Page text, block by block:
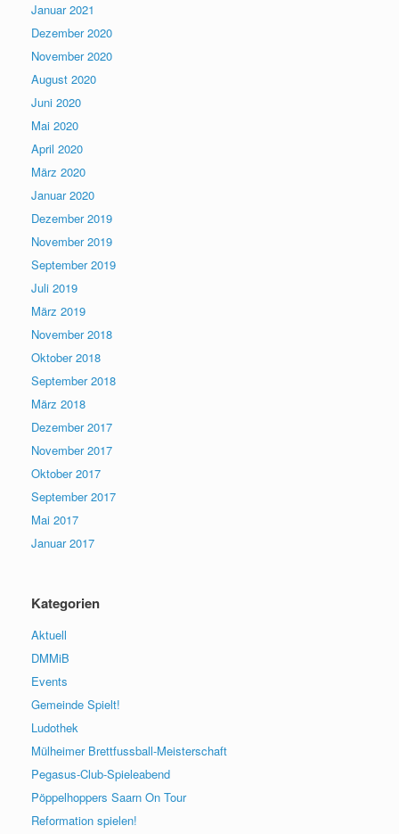
Januar 2021
Dezember 2020
November 2020
August 2020
Juni 2020
Mai 2020
April 2020
März 2020
Januar 2020
Dezember 2019
November 2019
September 2019
Juli 2019
März 2019
November 2018
Oktober 2018
September 2018
März 2018
Dezember 2017
November 2017
Oktober 2017
September 2017
Mai 2017
Januar 2017
Kategorien
Aktuell
DMMiB
Events
Gemeinde Spielt!
Ludothek
Mülheimer Brettfussball-Meisterschaft
Pegasus-Club-Spieleabend
Pöppelhoppers Saarn On Tour
Reformation spielen!